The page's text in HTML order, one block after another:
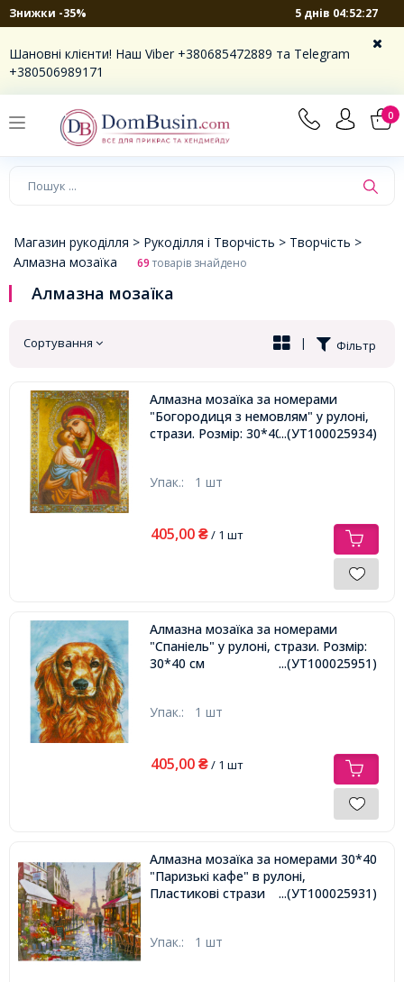
Знижки -35% 5 днів 04:52:26
Шановні клієнти! Наш Viber +380685472889 та Telegram
+380506989171
0
×
Магазин рукоділля > Рукоділля і Творчість > Творчість >
Алмазна мозаїка
69товарів знайдено
Алмазна мозаїка
Сортування Фільтр
|
Алмазна мозаїка за номерами
"Богородиця з немовлям" у рулоні,
стрази. Розмір: 30*40 см...(УТ100025934)
Упак.: 1 шт
405,00 ₴/ 1 шт
Алмазна мозаїка за номерами
"Спаніель" у рулоні, стрази. Розмір:
30*40 см
...(УТ100025951)
Упак.: 1 шт
405,00 ₴/ 1 шт
Алмазна мозаїка за номерами 30*40
"Паризькі кафе" в рулоні,
Пластикові стрази
...(УТ100025931)
Упак.: 1 шт